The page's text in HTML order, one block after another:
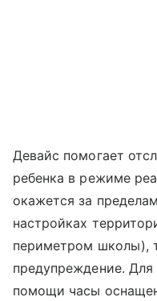
Девайс помогает
ребенка в режиме
окажется за
настройках
периметром школы),
предупреждение.
помощи часы